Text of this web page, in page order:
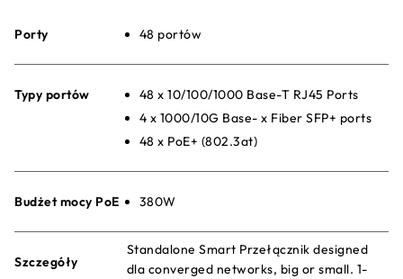
Porty 48 portów
Typy portów
48 x 10/100/1000 Base-T RJ45 Ports
4 x 1000/10G Base- x Fiber SFP+ ports
48 x PoE+ (802.3at)
Budżet mocy PoE 380W
Szczegóły
Standalone Smart Przełącznik designed
dla converged networks, big or small. 1-